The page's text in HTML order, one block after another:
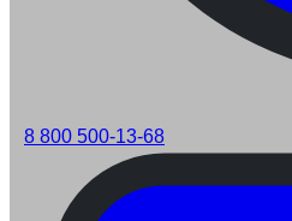
8 800 500-13-68